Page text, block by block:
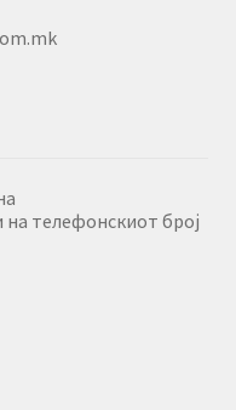
телефонскиот број